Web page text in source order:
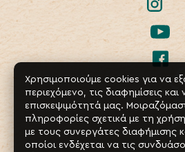
Χρησιμοποιούμε cookies για να
περιεχόμενο, τις διαφημίσεις
επισκεψιμότητά μας.
πληροφορίες σχετικά με τη
με τους συνεργάτες διαφήμισης
οποίοι ενδέχεται να τις